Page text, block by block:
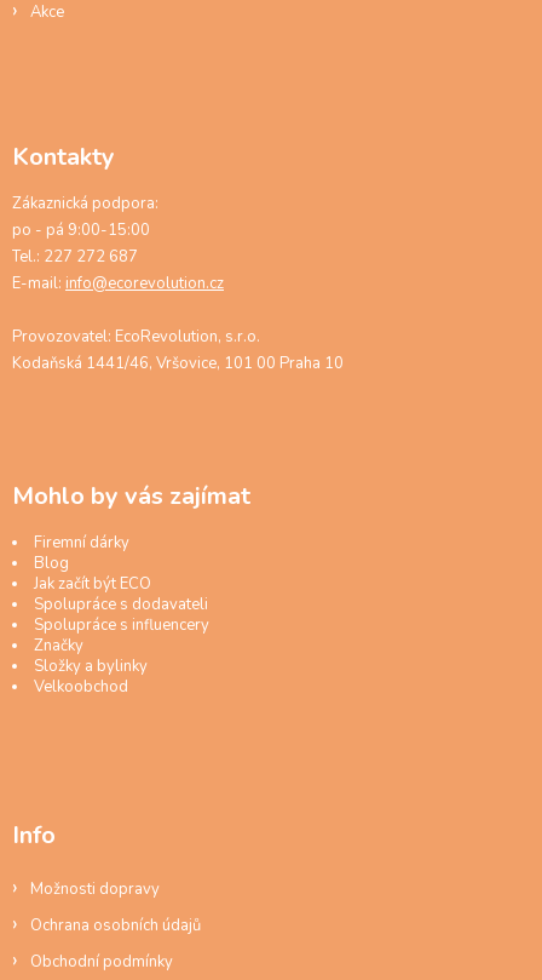
Akce
Kontakty
Zákaznická podpora:
po - pá 9:00-15:00
Tel.: 227 272 687
E-mail: info@ecorevolution.cz
Provozovatel: EcoRevolution, s.r.o.
Kodaňská 1441/46, Vršovice, 101 00 Praha 10
Mohlo by vás zajímat
Firemní dárky
Blog
Jak začít být ECO
Spolupráce s dodavateli
Spolupráce s influencery
Značky
Složky a bylinky
Velkoobchod
Info
Možnosti dopravy
Ochrana osobních údajů
Obchodní podmínky